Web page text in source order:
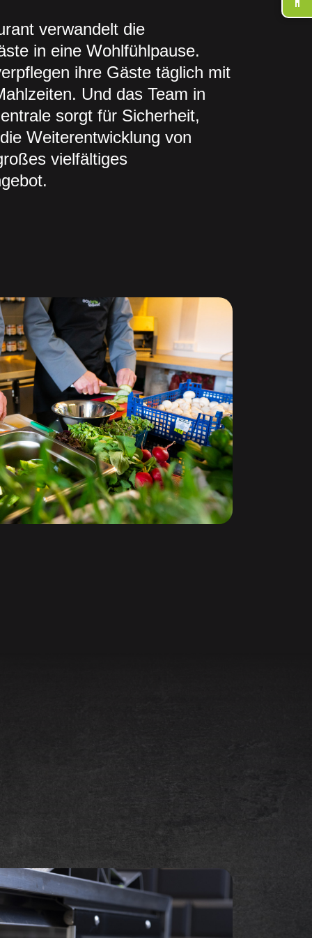
verwandelt die
in eine Wohlfühlpause.
ihre Gäste täglich mit
Und das Team in
sorgt für Sicherheit,
Weiterentwicklung von
vielfältiges